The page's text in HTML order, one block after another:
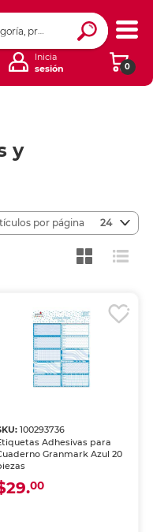
0
Inicia
sesión
y
por página 24
100293736
Adhesivas para
Granmark Azul 20
00